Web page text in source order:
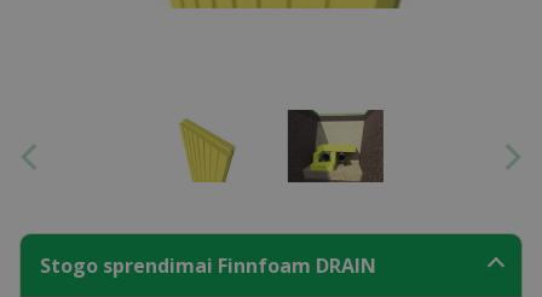
Stogo sprendimai Finnfoam DRAIN